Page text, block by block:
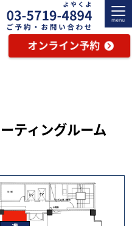
ティングルーム